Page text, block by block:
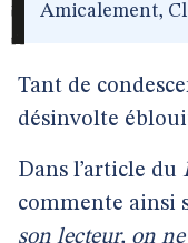
Amicalement,
Tant de
désinvolte
Dans l’article du
commente ainsi
son lecteur, on